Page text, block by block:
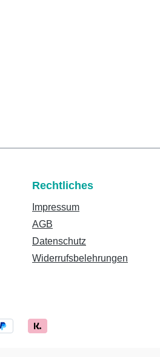
Rechtliches
Impressum
AGB
Datenschutz
Widerrufsbelehrungen